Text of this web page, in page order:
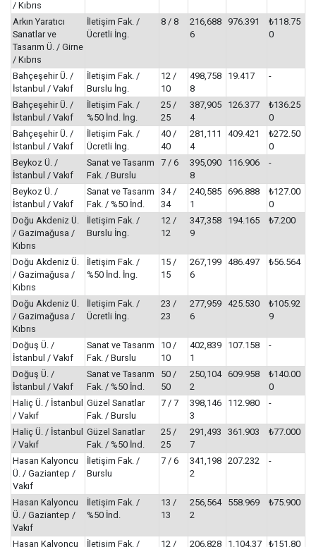
/ Kıbrıs
Arkın Yaratıcı
Sanatlar ve
Tasarım Ü. / Girne
/ Kıbrıs
İletişim Fak. /
Ücretli İng.
8 / 8
216,688
6
976.391
₺118.75
0
Bahçeşehir Ü. /
İstanbul / Vakıf
İletişim Fak. /
Burslu İng.
12 /
10
498,758
8
19.417 -
Bahçeşehir Ü. /
İstanbul / Vakıf
İletişim Fak. /
%50 İnd. İng.
25 /
25
387,905
4
126.377
₺136.25
0
Bahçeşehir Ü. /
İstanbul / Vakıf
İletişim Fak. /
Ücretli İng.
40 /
40
281,111
4
409.421
₺272.50
0
Beykoz Ü. /
İstanbul / Vakıf
Sanat ve Tasarım
Fak. / Burslu
7 / 6
395,090
8
116.906 -
Beykoz Ü. /
İstanbul / Vakıf
Sanat ve Tasarım
Fak. / %50 İnd.
34 /
34
240,585
1
696.888
₺127.00
0
Doğu Akdeniz Ü.
/ Gazimağusa /
Kıbrıs
İletişim Fak. /
Burslu İng.
12 /
12
347,358
9
194.165 ₺7.200
Doğu Akdeniz Ü.
/ Gazimağusa /
Kıbrıs
İletişim Fak. /
%50 İnd. İng.
15 /
15
267,199
6
486.497 ₺56.564
Doğu Akdeniz Ü.
/ Gazimağusa /
Kıbrıs
İletişim Fak. /
Ücretli İng.
23 /
23
277,959
6
425.530
₺105.92
9
Doğuş Ü. /
İstanbul / Vakıf
Sanat ve Tasarım
Fak. / Burslu
10 /
10
402,839
1
107.158 -
Doğuş Ü. /
İstanbul / Vakıf
Sanat ve Tasarım
Fak. / %50 İnd.
50 /
50
250,104
2
609.958
₺140.00
0
Haliç Ü. / İstanbul
/ Vakıf
Güzel Sanatlar
Fak. / Burslu
7 / 7
398,146
3
112.980 -
Haliç Ü. / İstanbul
/ Vakıf
Güzel Sanatlar
Fak. / %50 İnd.
25 /
25
291,493
7
361.903 ₺77.000
Hasan Kalyoncu
Ü. / Gaziantep /
Vakıf
İletişim Fak. /
Burslu
7 / 6
341,198
2
207.232 -
Hasan Kalyoncu
Ü. / Gaziantep /
Vakıf
İletişim Fak. /
%50 İnd.
13 /
13
256,564
2
558.969 ₺75.900
Hasan Kalyoncu İletişim Fak. / 12 / 206,828 1.104.37 ₺151.80